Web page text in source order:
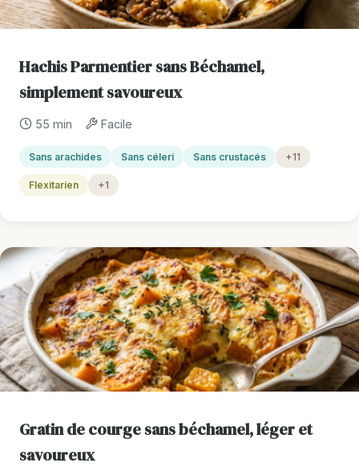
Hachis Parmentier sans Béchamel,
simplement savoureux
55 min Facile
Sans arachides Sans céleri Sans crustacés +11
Flexitarien +1
Gratin de courge sans béchamel, léger et
savoureux